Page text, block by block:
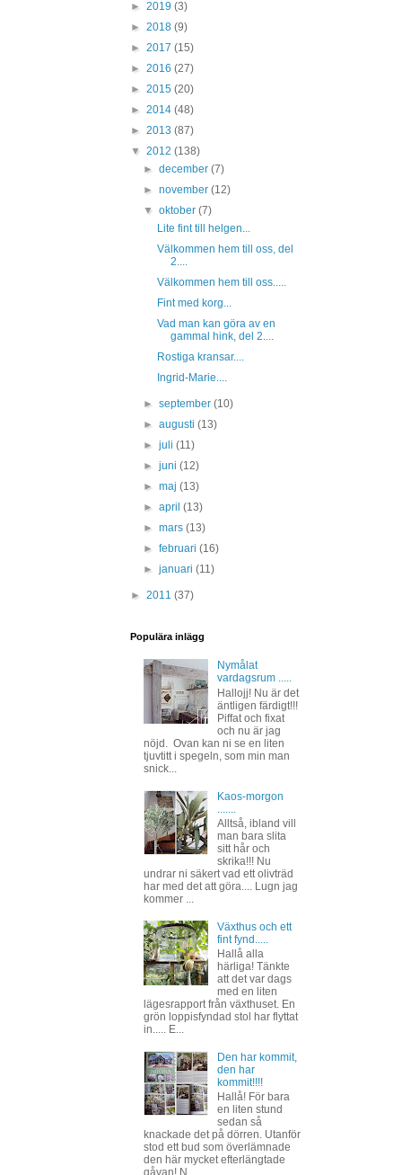
► 2019 (3)
► 2018 (9)
► 2017 (15)
► 2016 (27)
► 2015 (20)
► 2014 (48)
► 2013 (87)
▼ 2012 (138)
►december(7)
►november(12)
▼oktober(7)
Lite fint till helgen...
Välkommen hem till oss, del
2....
Välkommen hem till oss.....
Fint med korg...
Vad man kan göra av en
gammal hink, del 2....
Rostiga kransar....
Ingrid-Marie....
►september(10)
►augusti(13)
►juli(11)
►juni(12)
►maj(13)
►april(13)
►mars(13)
►februari(16)
►januari(11)
► 2011 (37)
Populära inlägg
Nymålat
vardagsrum .....
Hallojj! Nu är det
äntligen färdigt!!!
Piffat och fixat
och nu är jag
nöjd. Ovan kan ni se en liten
tjuvtitt i spegeln, som min man
snick...
Kaos-morgon
Alltså, ibland vill
man bara slita
sitt hår och
skrika!!! Nu
undrar ni säkert vad ett olivträd
har med det att göra.... Lugn jag
kommer ...
Växthus och ett
fint fynd.....
Hallå alla
härliga! Tänkte
att det var dags
med en liten
lägesrapport från växthuset. En
grön loppisfyndad stol har flyttat
in..... E...
Den har kommit,
den har
kommit!!!!
Hallå! För bara
en liten stund
sedan så
knackade det på dörren. Utanför
stod ett bud som överlämnade
den här mycket efterlängtade